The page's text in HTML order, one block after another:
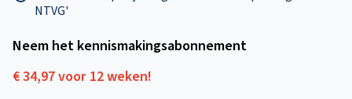
NTVG'
Neem het kennismakings­abonnement
€ 34,97 voor 12 weken!